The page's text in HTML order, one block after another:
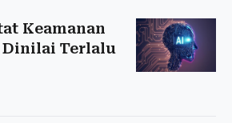
Keamanan
Dinilai Terlalu